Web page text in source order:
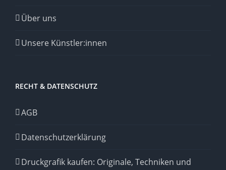
Über uns
Unsere Künstler:innen
RECHT & DATENSCHUTZ
AGB
Datenschutzerklärung
Druckgrafik kaufen: Originale, Techniken und